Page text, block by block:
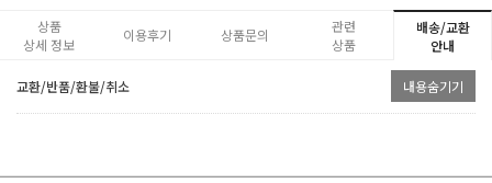
상품
상세 정보
이용후기 상품문의
관련
상품
배송/교환
안내
교환/반품/환불/취소 내용숨기기